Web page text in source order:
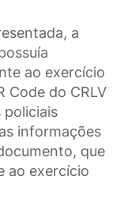
a
ao exercício
Code do CRLV
policiais
informações
que
ao exercício